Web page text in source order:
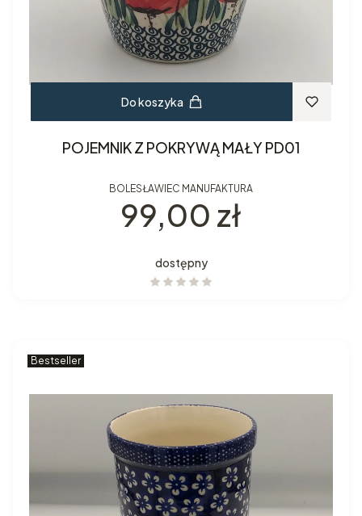
Do koszyka
POJEMNIK Z POKRYWĄ MAŁY PD01
BOLESŁAWIEC MANUFAKTURA
Cena
99,00 zł
dostępny
Bestseller